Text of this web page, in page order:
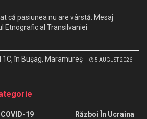
că pasiunea nu are vârstă. Mesaj
Etnografic al Transilvaniei
în Bușag, Maramureș 5 AUGUST 2026
COVID-19
Război În Ucraina